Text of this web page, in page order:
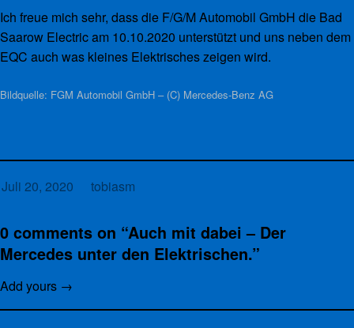
Ich freue mich sehr, dass die F/G/M Automobil GmbH die Bad
Saarow Electric am 10.10.2020 unterstützt und uns neben dem
EQC auch was kleines Elektrisches zeigen wird.
Bildquelle: FGM Automobil GmbH – (C) Mercedes-Benz AG
Juli 20, 2020 tobiasm
0 comments on “Auch mit dabei – Der
Mercedes unter den Elektrischen.”
Add yours →